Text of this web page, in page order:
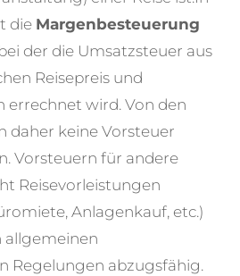
die Margenbesteuerung
der die Umsatzsteuer aus
Reisepreis und
errechnet wird. Von den
daher keine Vorsteuer
Vorsteuern für andere
Reisevorleistungen
Anlagenkauf, etc.)
allgemeinen
Regelungen abzugsfähig.